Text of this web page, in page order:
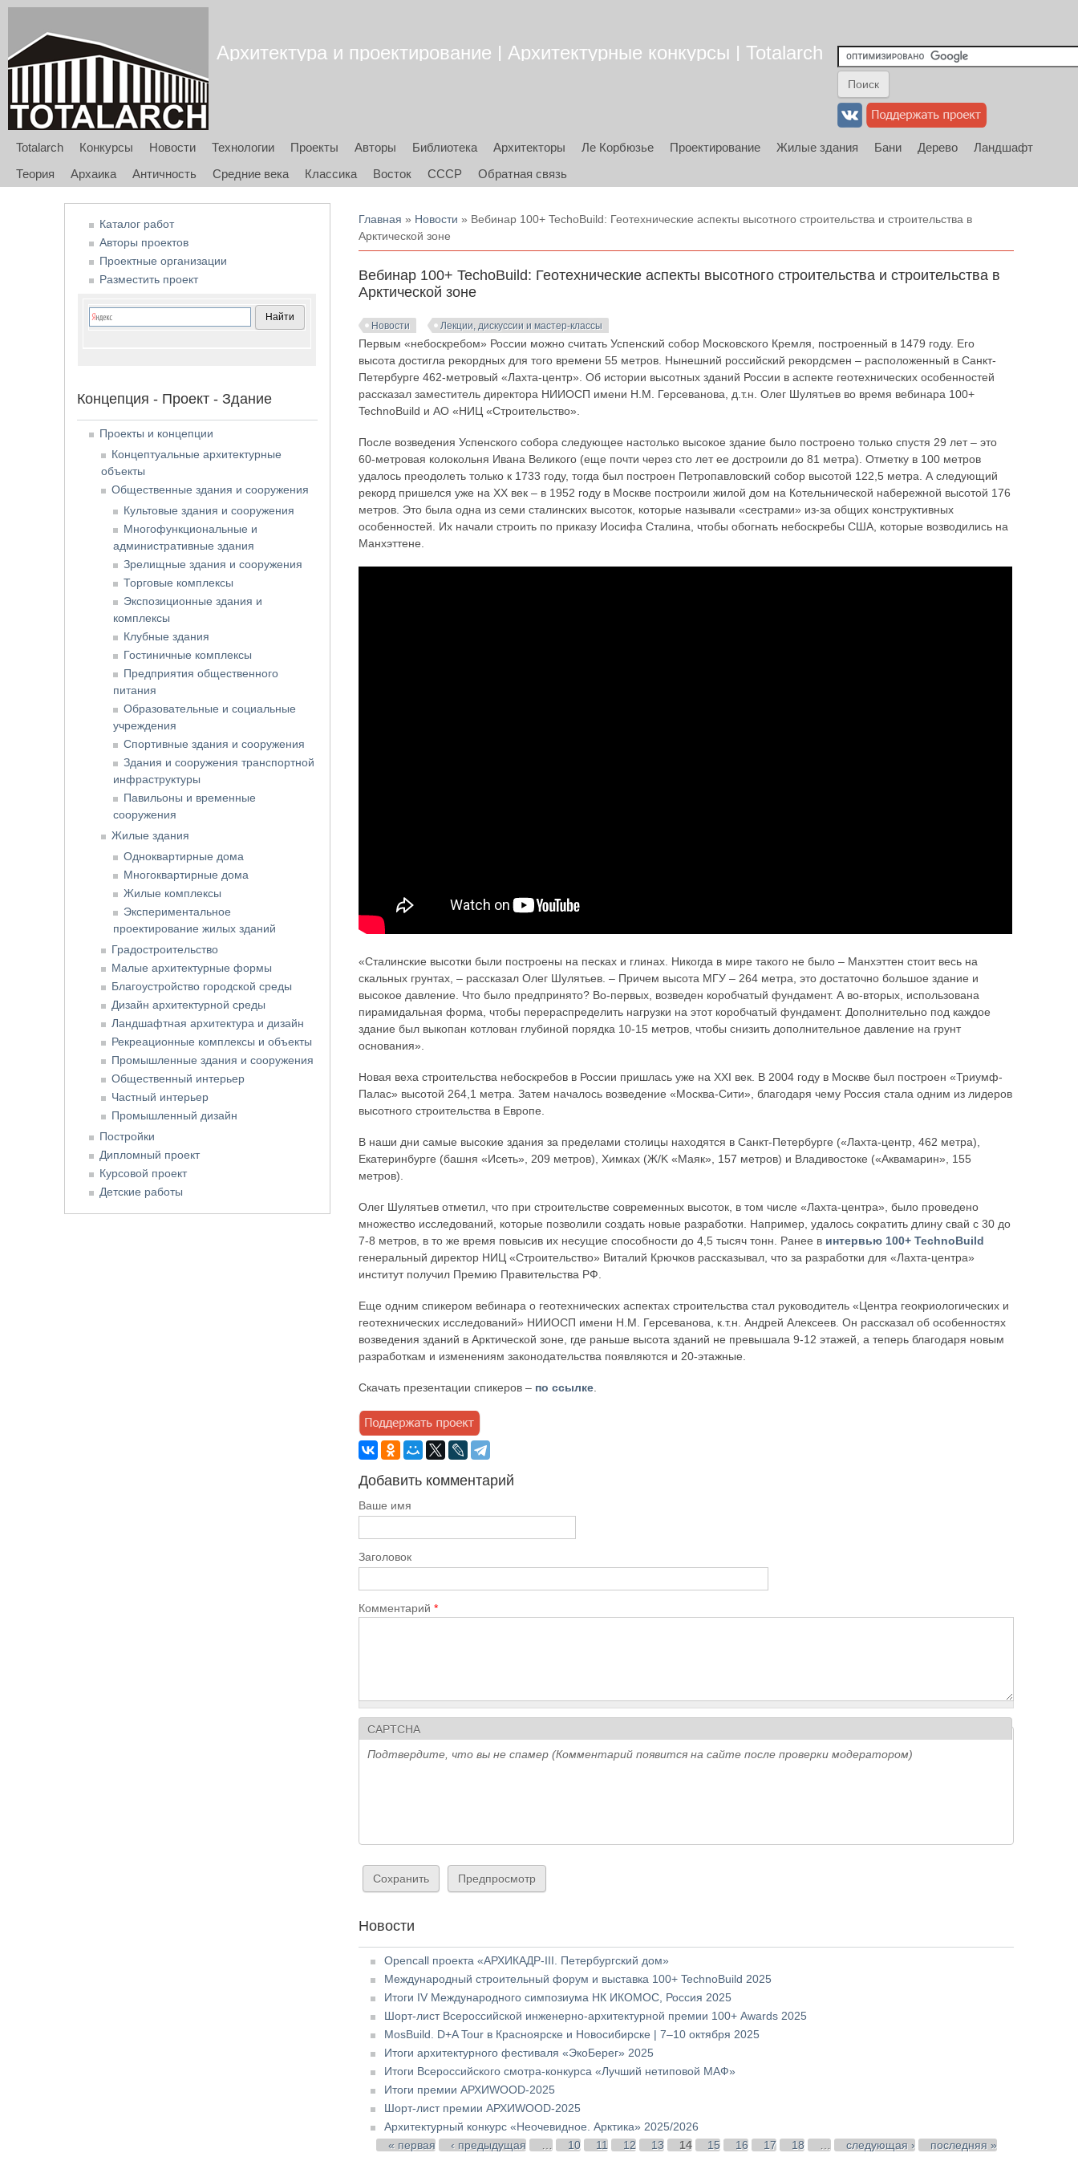
Архитектура и проектирование | Архитектурные конкурсы | Totalarch
Totalarch Конкурсы Новости Технологии Проекты Авторы Библиотека Архитекторы Ле Корбюзье Проектирование Жилые здания Бани Дерево
Ландшафт
Теория
Архаика Античность Средние века Классика Восток СССР Обратная связь
Вы здесь
Главная » Новости » Вебинар 100+ TechoBuild: Геотехнические аспекты высотного строительства и строительства в
Арктической зоне
Вебинар 100+ TechoBuild: Геотехнические аспекты высотного строительства и строительства в
Арктической зоне
Новости Лекции, дискуссии и мастер-классы
Первым «небоскребом» России можно считать Успенский собор Московского Кремля, построенный в 1479 году. Его
высота достигла рекордных для того времени 55 метров. Нынешний российский рекордсмен – расположенный в Санкт-
Петербурге 462-метровый «Лахта-центр». Об истории высотных зданий России в аспекте геотехнических особенностей
рассказал заместитель директора НИИОСП имени Н.М. Герсеванова, д.т.н. Олег Шулятьев во время вебинара 100+
TechnoBuild и АО «НИЦ «Строительство».
После возведения Успенского собора следующее настолько высокое здание было построено только спустя 29 лет – это
60-метровая колокольня Ивана Великого (еще почти через сто лет ее достроили до 81 метра). Отметку в 100 метров
удалось преодолеть только к 1733 году, тогда был построен Петропавловский собор высотой 122,5 метра. А следующий
рекорд пришелся уже на XX век – в 1952 году в Москве построили жилой дом на Котельнической набережной высотой 176
метров. Это была одна из семи сталинских высоток, которые называли «сестрами» из-за общих конструктивных
особенностей. Их начали строить по приказу Иосифа Сталина, чтобы обогнать небоскребы США, которые возводились на
Манхэттене.
«Сталинские высотки были построены на песках и глинах. Никогда в мире такого не было – Манхэттен стоит весь на
скальных грунтах, – рассказал Олег Шулятьев. – Причем высота МГУ – 264 метра, это достаточно большое здание и
высокое давление. Что было предпринято? Во-первых, возведен коробчатый фундамент. А во-вторых, использована
пирамидальная форма, чтобы перераспределить нагрузки на этот коробчатый фундамент. Дополнительно под каждое
здание был выкопан котлован глубиной порядка 10-15 метров, чтобы снизить дополнительное давление на грунт
основания».
Новая веха строительства небоскребов в России пришлась уже на XXI век. В 2004 году в Москве был построен «Триумф-
Палас» высотой 264,1 метра. Затем началось возведение «Москва-Сити», благодаря чему Россия стала одним из лидеров
высотного строительства в Европе.
В наши дни самые высокие здания за пределами столицы находятся в Санкт-Петербурге («Лахта-центр, 462 метра),
Екатеринбурге (башня «Исеть», 209 метров), Химках (Ж/K «Маяк», 157 метров) и Владивостоке («Аквамарин», 155
метров).
Олег Шулятьев отметил, что при строительстве современных высоток, в том числе «Лахта-центра», было проведено
множество исследований, которые позволили создать новые разработки. Например, удалось сократить длину свай с 30 до
7-8 метров, в то же время повысив их несущие способности до 4,5 тысяч тонн. Ранее в интервью 100+ TechnoBuild
генеральный директор НИЦ «Строительство» Виталий Крючков рассказывал, что за разработки для «Лахта-центра»
институт получил Премию Правительства РФ.
Еще одним спикером вебинара о геотехнических аспектах строительства стал руководитель «Центра геокриологических и
геотехнических исследований» НИИОСП имени Н.М. Герсеванова, к.т.н. Андрей Алексеев. Он рассказал об особенностях
возведения зданий в Арктической зоне, где раньше высота зданий не превышала 9-12 этажей, а теперь благодаря новым
разработкам и изменениям законодательства появляются и 20-этажные.
Скачать презентации спикеров – по ссылке
Добавить комментарий
Ваше имя
Заголовок
Комментарий*
CAPTCHA
Подтвердите, что вы не спамер (Комментарий появится на сайте после проверки модератором)
Новости
Opencall проекта «АРХИКАДР-III. Петербургский дом»
Международный строительный форум и выставка 100+ TechnoBuild 2025
Итоги IV Международного симпозиума НК ИКОМОС, Россия 2025
Шорт-лист Всероссийской инженерно-архитектурной премии 100+ Awards 2025
MosBuild. D+A Tour в Красноярске и Новосибирске | 7–10 октября 2025
Итоги архитектурного фестиваля «ЭкоБерег» 2025
Итоги Всероссийского смотра-конкурса «Лучший нетиповой МАФ»
Итоги премии АРХИWOOD-2025
Шорт-лист премии АРХИWOOD-2025
Архитектурный конкурс «Неочевидное. Арктика» 2025/2026
Страницы
« первая ‹ предыдущая 10 11 12 13 14 15 16 17 18 следующая ›
последняя »
Каталог работ
Авторы проектов
Проектные организации
Разместить проект
Концепция - Проект - Здание
Проекты и концепции
Концептуальные архитектурные
объекты
Общественные здания и сооружения
Культовые здания и сооружения
Многофункциональные и
административные здания
Зрелищные здания и сооружения
Торговые комплексы
Экспозиционные здания и
комплексы
Клубные здания
Гостиничные комплексы
Предприятия общественного
питания
Образовательные и социальные
учреждения
Спортивные здания и сооружения
Здания и сооружения транспортной
инфраструктуры
Павильоны и временные
сооружения
Жилые здания
Одноквартирные дома
Многоквартирные дома
Жилые комплексы
Экспериментальное
проектирование жилых зданий
Градостроительство
Малые архитектурные формы
Благоустройство городской среды
Дизайн архитектурной среды
Ландшафтная архитектура и дизайн
Рекреационные комплексы и объекты
Промышленные здания и сооружения
Общественный интерьер
Частный интерьер
Промышленный дизайн
Постройки
Дипломный проект
Курсовой проект
Детские работы